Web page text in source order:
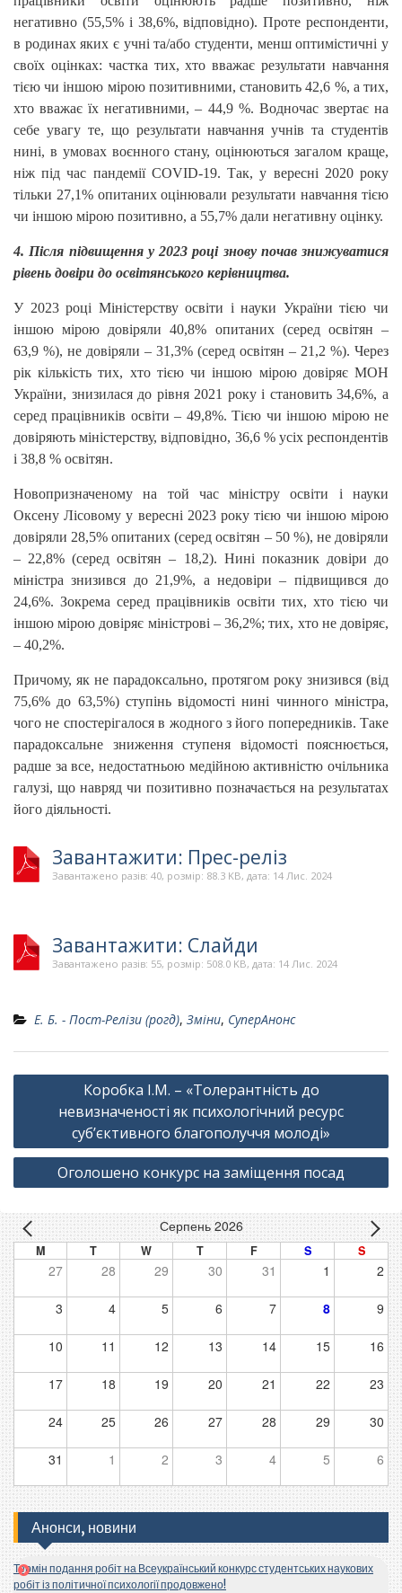
негативно (55,5% і 38,6%, відповідно). Проте респонденти,
в родинах яких є учні та/або студенти, менш оптимістичні у
своїх оцінках: частка тих, хто вважає результати навчання
тією чи іншою мірою позитивними, становить 42,6 %, а тих,
хто вважає їх негативними, – 44,9 %. Водночас звертає на
себе увагу те, що результати навчання учнів та студентів
нині, в умовах воєнного стану, оцінюються загалом краще,
ніж під час пандемії COVID-19. Так, у вересні 2020 року
тільки 27,1% опитаних оцінювали результати навчання тією
чи іншою мірою позитивно, а 55,7% дали негативну оцінку.
4. Після підвищення у 2023 році знову почав знижуватися
рівень довіри до освітянського керівництва.
У 2023 році Міністерству освіти і науки України тією чи
іншою мірою довіряли 40,8% опитаних (серед освітян –
63,9 %), не довіряли – 31,3% (серед освітян – 21,2 %). Через
рік кількість тих, хто тією чи іншою мірою довіряє МОН
України, знизилася до рівня 2021 року і становить 34,6%, а
серед працівників освіти – 49,8%. Тією чи іншою мірою не
довіряють міністерству, відповідно, 36,6 % усіх респондентів
і 38,8 % освітян.
Новопризначеному на той час міністру освіти і науки
Оксену Лісовому у вересні 2023 року тією чи іншою мірою
довіряли 28,5% опитаних (серед освітян – 50 %), не довіряли
– 22,8% (серед освітян – 18,2). Нині показник довіри до
міністра знизився до 21,9%, а недовіри – підвищився до
24,6%. Зокрема серед працівників освіти тих, хто тією чи
іншою мірою довіряє міністрові – 36,2%; тих, хто не довіряє,
– 40,2%.
Причому, як не парадоксально, протягом року знизився (від
75,6% до 63,5%) ступінь відомості нині чинного міністра,
чого не спостерігалося в жодного з його попередників. Таке
парадоксальне зниження ступеня відомості пояснюється,
радше за все, недостатньою медійною активністю очільника
галузі, що навряд чи позитивно позначається на результатах
його діяльності.
Завантажити: Прес-реліз
Завантажено разів: 40, розмір: 88.3 KB, дата: 14 Лис. 2024
Завантажити: Слайди
Завантажено разів: 55, розмір: 508.0 KB, дата: 14 Лис. 2024
Е. Б. - Пост-Релізи (рогд), Зміни, СуперАнонс
Навігація
записів
Коробка І.М. – «Толерантність до
невизначеності як психологічний ресурс
суб’єктивного благополуччя молоді»
Оголошено конкурс на заміщення посад
Серпень 2026
M T W T F S S
27 28 29 30 31 1 2
3 4 5 6 7 8 9
10 11 12 13 14 15 16
17 18 19 20 21 22 23
24 25 26 27 28 29 30
31 1 2 3 4 5 6
Анонси, новини
Термін подання робіт на Всеукраїнський конкурс студентських наукових
робіт із політичної психології продовжено!